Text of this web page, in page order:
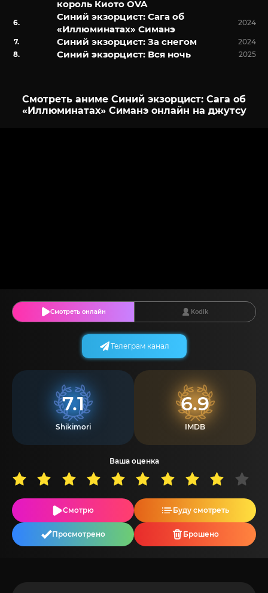
король Киото OVA
Синий экзорцист: Сага об
«Иллюминатах» Симанэ
2024
Синий экзорцист: За снегом 2024
Синий экзорцист: Вся ночь 2025
Смотреть аниме Синий экзорцист: Сага об
«Иллюминатах» Симанэ онлайн на джутсу
Смотреть онлайн Kodik
7.1
Shikimori
6.9
IMDB
Ваша оценка
Смотрю Буду смотреть
Просмотрено Брошено
Телеграм канал